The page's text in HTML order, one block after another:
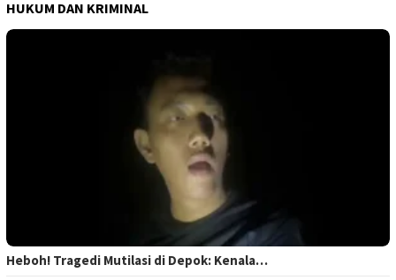
HUKUM DAN KRIMINAL
Heboh! Tragedi Mutilasi di Depok: Kenala…